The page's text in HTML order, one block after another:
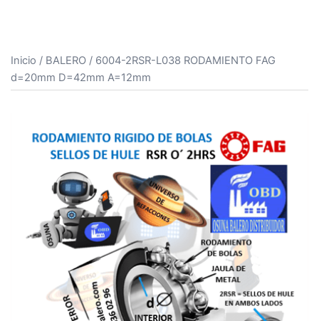
Inicio / BALERO / 6004-2RSR-L038 RODAMIENTO FAG
d=20mm D=42mm A=12mm